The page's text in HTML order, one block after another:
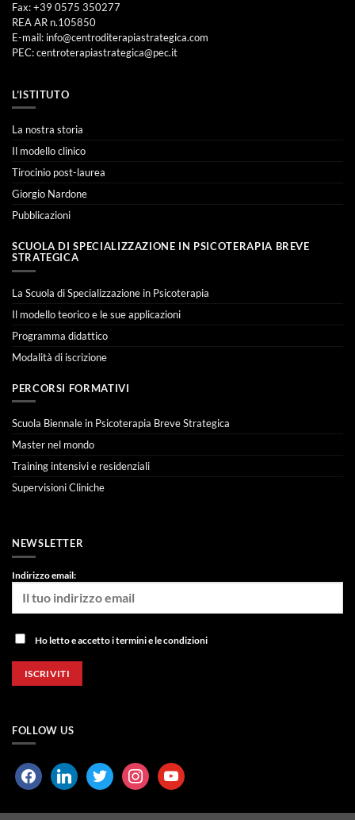
Fax: +39 0575 350277
REA AR n.105850
E-mail: info@centroditerapiastrategica.com
PEC:centroterapiastrategica@pec.it
L’ISTITUTO
La nostra storia
Il modello clinico
Tirocinio post-laurea
Giorgio Nardone
Pubblicazioni
SCUOLA DI SPECIALIZZAZIONE IN PSICOTERAPIA BREVE
STRATEGICA
La Scuola di Specializzazione in Psicoterapia
Il modello teorico e le sue applicazioni
Programma didattico
Modalità di iscrizione
PERCORSI FORMATIVI
Scuola Biennale in Psicoterapia Breve Strategica
Master nel mondo
Training intensivi e residenziali
Supervisioni Cliniche
NEWSLETTER
Indirizzo email:
Ho letto e accetto i termini e le condizioni
FOLLOW US
facebooklinkedin twitter instagramyoutube